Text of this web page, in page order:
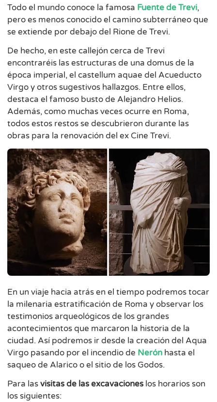
Todo el mundo conoce la famosa Fuente de Trevi,
pero es menos conocido el camino subterráneo que
se extiende por debajo del Rione de Trevi.
De hecho, en este callejón cerca de Trevi
encontraréis las estructuras de una domus de la
época imperial, el castellum aquae del Acueducto
Virgo y otros sugestivos hallazgos. Entre ellos,
destaca el famoso busto de Alejandro Helios.
Además, como muchas veces ocurre en Roma,
todos estos restos se descubrieron durante las
obras para la renovación del ex Cine Trevi.
En un viaje hacia atrás en el tiempo podremos tocar
la milenaria estratificación de Roma y observar los
testimonios arqueológicos de los grandes
acontecimientos que marcaron la historia de la
ciudad. Así podremos ir desde la creación del Aqua
Virgo pasando por el incendio de Nerón hasta el
saqueo de Alarico o el sitio de los Godos.
Para lasvisitas de las excavaciones los horarios son
los siguientes: